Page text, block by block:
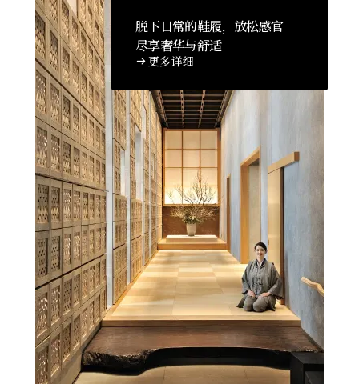
脱下日常的鞋履，放松感官
尽享奢华与舒适
更多详细